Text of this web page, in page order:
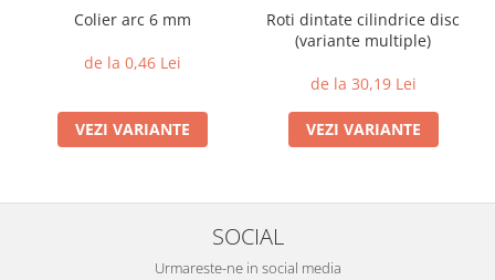
Colier arc 6 mm
de la 0,46 Lei
VEZI VARIANTE
Roti dintate cilindrice disc
(variante multiple)
de la 30,19 Lei
VEZI VARIANTE
SOCIAL
Urmareste-ne in social media